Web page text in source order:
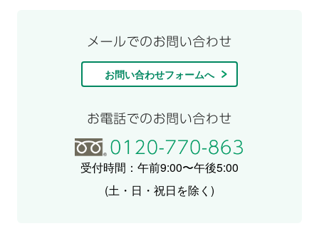
お問い合わせフォームへ
受付時間：午前9:00〜午後5:00
(土・日・祝日を除く)